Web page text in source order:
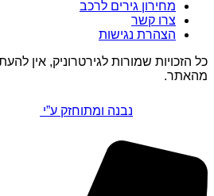
מחירון גירים לרכב
צרו קשר
הצהרת נגישות
כל הזכויות שמורות לגירטרוניק, אין
מהאתר.
נבנה ומתוחזק ע”י